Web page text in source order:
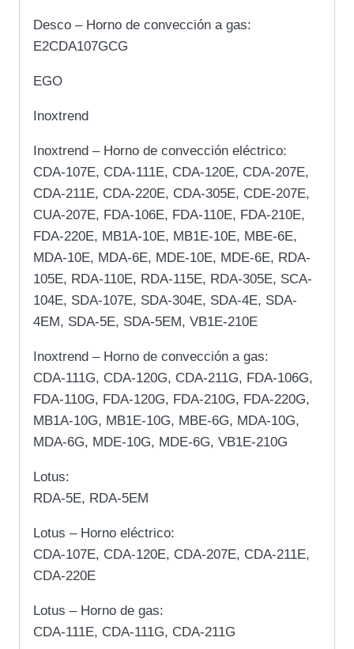
Desco – Horno de convección a gas:
E2CDA107GCG
EGO
Inoxtrend
Inoxtrend – Horno de convección eléctrico:
CDA-107E, CDA-111E, CDA-120E, CDA-207E,
CDA-211E, CDA-220E, CDA-305E, CDE-207E,
CUA-207E, FDA-106E, FDA-110E, FDA-210E,
FDA-220E, MB1A-10E, MB1E-10E, MBE-6E,
MDA-10E, MDA-6E, MDE-10E, MDE-6E, RDA-
105E, RDA-110E, RDA-115E, RDA-305E, SCA-
104E, SDA-107E, SDA-304E, SDA-4E, SDA-
4EM, SDA-5E, SDA-5EM, VB1E-210E
Inoxtrend – Horno de convección a gas:
CDA-111G, CDA-120G, CDA-211G, FDA-106G,
FDA-110G, FDA-120G, FDA-210G, FDA-220G,
MB1A-10G, MB1E-10G, MBE-6G, MDA-10G,
MDA-6G, MDE-10G, MDE-6G, VB1E-210G
Lotus:
RDA-5E, RDA-5EM
Lotus – Horno eléctrico:
CDA-107E, CDA-120E, CDA-207E, CDA-211E,
CDA-220E
Lotus – Horno de gas:
CDA-111E, CDA-111G, CDA-211G